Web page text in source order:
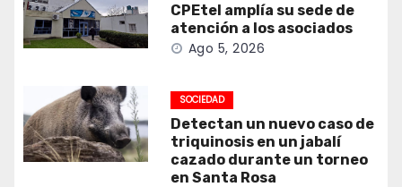
CPEtel amplía su sede de
atención a los asociados
Ago 5, 2026
SOCIEDAD
Detectan un nuevo caso de
triquinosis en un jabalí
cazado durante un torneo
en Santa Rosa